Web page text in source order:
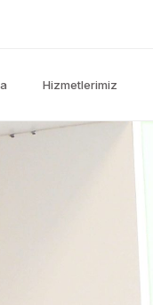
Hizmetlerimiz